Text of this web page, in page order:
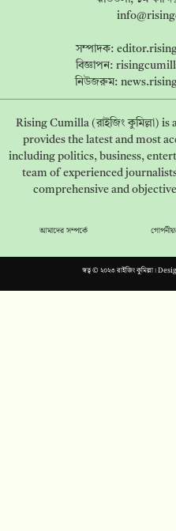
সম্পাদক:
বিজ্ঞাপন:
নিউজরুম:
Rising Cumilla (রাইজিং কুমিল্লা)
provides the latest and most
including politics, business,
team of experienced
comprehensive and
আমাদের সম্পর্কে
স্বত্ব © ২০২৩ রাইজিং কুমিল্লা।